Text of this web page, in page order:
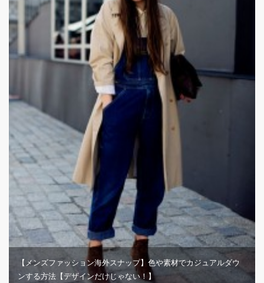
【メンズファッション海外スナップ】色や素材でカジュアルダウ
ンする方法【デザインだけじゃない！】